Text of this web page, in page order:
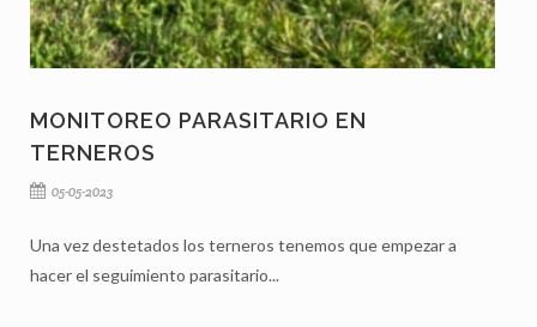
MONITOREO PARASITARIO EN
TERNEROS
05-05-2023
Una vez destetados los terneros tenemos que empezar a
hacer el seguimiento parasitario...